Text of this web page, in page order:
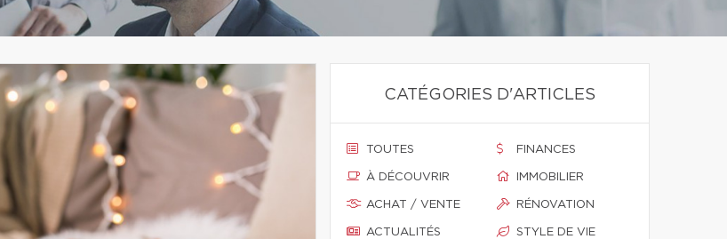
CATÉGORIES D'ARTICLES
TOUTES
À DÉCOUVRIR
ACHAT / VENTE
ACTUALITÉS
FINANCES
IMMOBILIER
RÉNOVATION
STYLE DE VIE